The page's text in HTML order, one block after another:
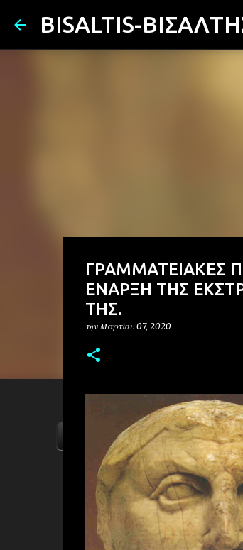
BISALTIS-
YOUTUBE
ΓΡΑΜΜΑΤΕΙΑΚΕΣ
ΕΝΑΡΞΗ ΤΗΣ
ΤΗΣ.
την Μαρτίου 07, 2020